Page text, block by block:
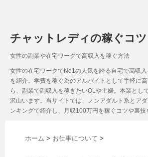
チャットレディの稼ぐコツ
女性の副業や在宅ワークで高収入を稼ぐ方法
女性の在宅ワークでNo1の人気を誇る自宅で高収
を紹介。学費を稼ぐ為のアルバイトとして手軽に
ら、副業で副収入を稼ぎたいOLや主婦。本業とし
沢山います。当サイトでは、ノンアダルト系とア
ンキングで紹介し、月収100万円を稼ぐコツや裏技
ホーム > お仕事について >